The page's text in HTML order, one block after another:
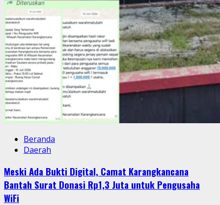
Beranda
Daerah
Meski Ada Bukti Digital, Camat Karangkancana
Bantah Surat Donasi Rp1,3 Juta untuk Pengusaha
WiFi